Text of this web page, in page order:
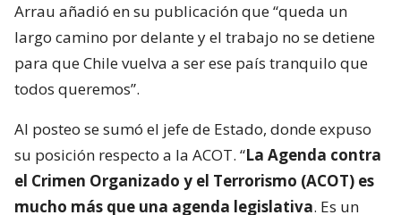
Arrau añadió en su publicación que “queda un
largo camino por delante y el trabajo no se detiene
para que Chile vuelva a ser ese país tranquilo que
todos queremos”.
Al posteo se sumó el jefe de Estado, donde expuso
su posición respecto a la ACOT. “La Agenda contra
el Crimen Organizado y el Terrorismo (ACOT) es
mucho más que una agenda legislativa. Es un